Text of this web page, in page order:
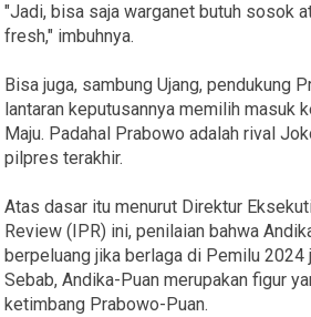
"Jadi, bisa saja warganet butuh sosok
fresh," imbuhnya.
Bisa juga, sambung Ujang, pendukung
lantaran keputusannya memilih masuk
Maju. Padahal Prabowo adalah rival
pilpres terakhir.
Atas dasar itu menurut Direktur
Review (IPR) ini, penilaian bahwa
berpeluang jika berlaga di Pemilu 2024
Sebab, Andika-Puan merupakan figur
ketimbang Prabowo-Puan.